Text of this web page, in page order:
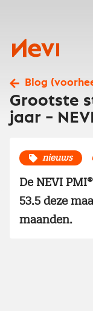
Nevi
Blog
Grootste
jaar –
nieuws
De NEVI
53.5 deze
maanden.